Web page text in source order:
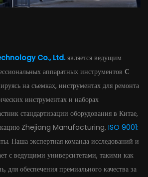
Co., Ltd.является ведущим
аппаратных инструментов С
на съемках, инструментах для ремонта
инструментах и ​​наборах
стандартизации оборудования в Китае,
Zhejiang Manufacturing, ISO 9001:
Наша экспертная команда исследований и
с ведущими университетами, такими как
для обеспечения премиального качества за